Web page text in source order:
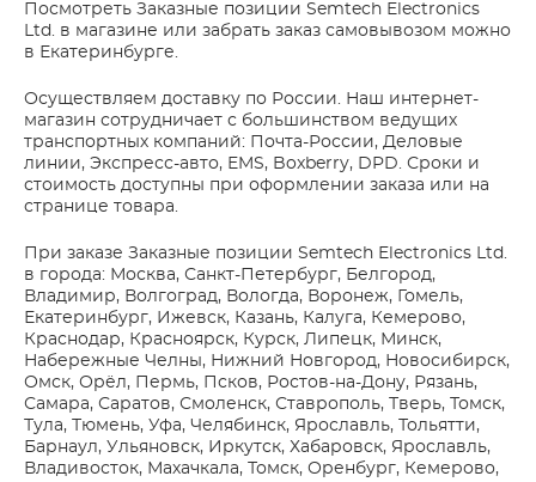
Посмотреть Заказные позиции Semtech Electronics
Ltd. в магазине или забрать заказ самовывозом можно
в Екатеринбурге.
Осуществляем доставку по России. Наш интернет-
магазин сотрудничает с большинством ведущих
транспортных компаний: Почта-России, Деловые
линии, Экспресс-авто, EMS, Boxberry, DPD. Сроки и
стоимость доступны при оформлении заказа или на
странице товара.
При заказе Заказные позиции Semtech Electronics Ltd.
в города: Москва, Санкт-Петербург, Белгород,
Владимир, Волгоград, Вологда, Воронеж, Гомель,
Екатеринбург, Ижевск, Казань, Калуга, Кемерово,
Краснодар, Красноярск, Курск, Липецк, Минск,
Набережные Челны, Нижний Новгород, Новосибирск,
Омск, Орёл, Пермь, Псков, Ростов-на-Дону, Рязань,
Самара, Саратов, Смоленск, Ставрополь, Тверь, Томск,
Тула, Тюмень, Уфа, Челябинск, Ярославль, Тольятти,
Барнаул, Ульяновск, Иркутск, Хабаровск, Ярославль,
Владивосток, Махачкала, Томск, Оренбург, Кемерово,